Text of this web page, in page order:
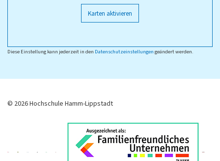
Karten aktivieren
Diese Einstellung kann jederzeit in den Datenschutzeinstellungen geändert werden.
© 2026 Hochschule Hamm-Lippstadt